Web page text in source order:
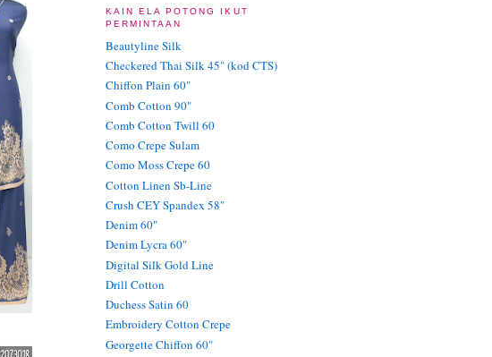
KAIN ELA POTONG IKUT
PERMINTAAN
Beautyline Silk
Checkered Thai Silk 45" (kod CTS)
Chiffon Plain 60"
Comb Cotton 90"
Comb Cotton Twill 60
Como Crepe Sulam
Como Moss Crepe 60
Cotton Linen Sb-Line
Crush CEY Spandex 58"
Denim 60"
Denim Lycra 60"
Digital Silk Gold Line
Drill Cotton
Duchess Satin 60
Embroidery Cotton Crepe
Georgette Chiffon 60"